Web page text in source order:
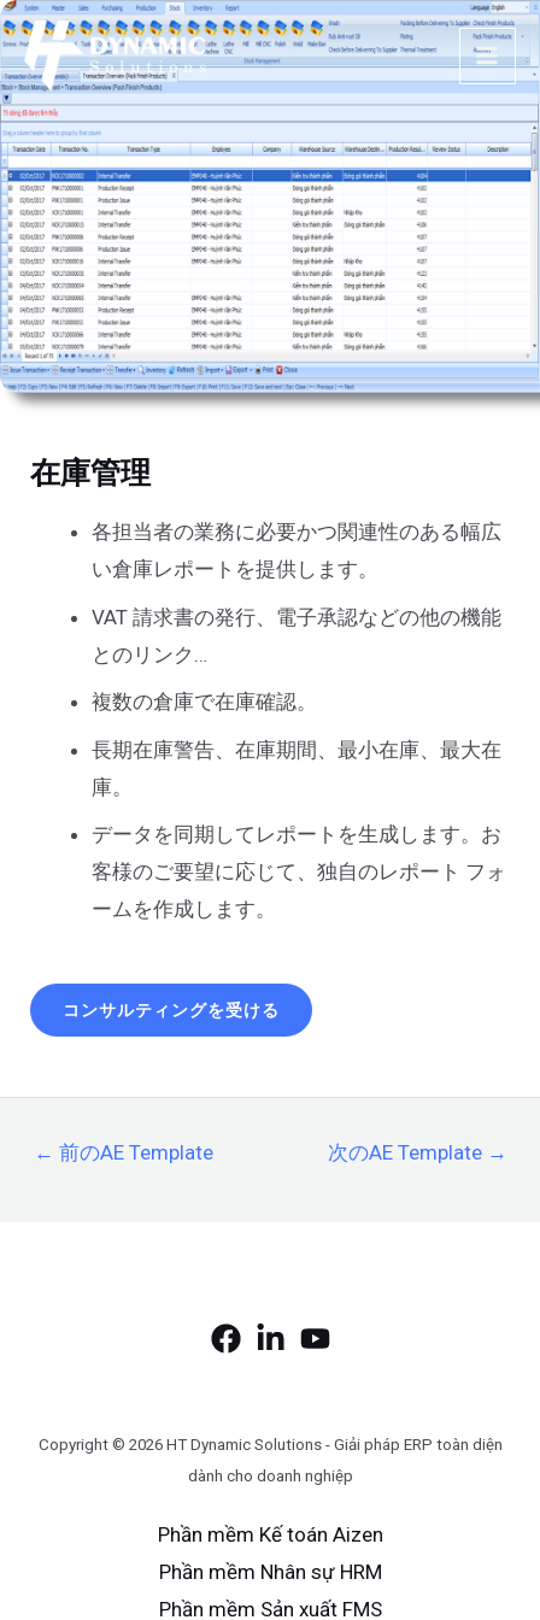
内
容
を
ス
キ
ッ
プ
在庫管理
各担当者の業務に必要かつ関連性のある幅広
い倉庫レポートを提供します。
VAT 請求書の発行、電子承認などの他の機能
とのリンク…
複数の倉庫で在庫確認。
長期在庫警告、在庫期間、最小在庫、最大在
庫。
データを同期してレポートを生成します。お
客様のご要望に応じて、独自のレポート フォ
ームを作成します。
コンサルティングを受ける
Post
navigation
← 前のAE Template 次のAE Template →
Copyright © 2026 HT Dynamic Solutions - Giải pháp ERP toàn diện
dành cho doanh nghiệp
Phần mềm Kế toán Aizen
Phần mềm Nhân sự HRM
Phần mềm Sản xuất FMS